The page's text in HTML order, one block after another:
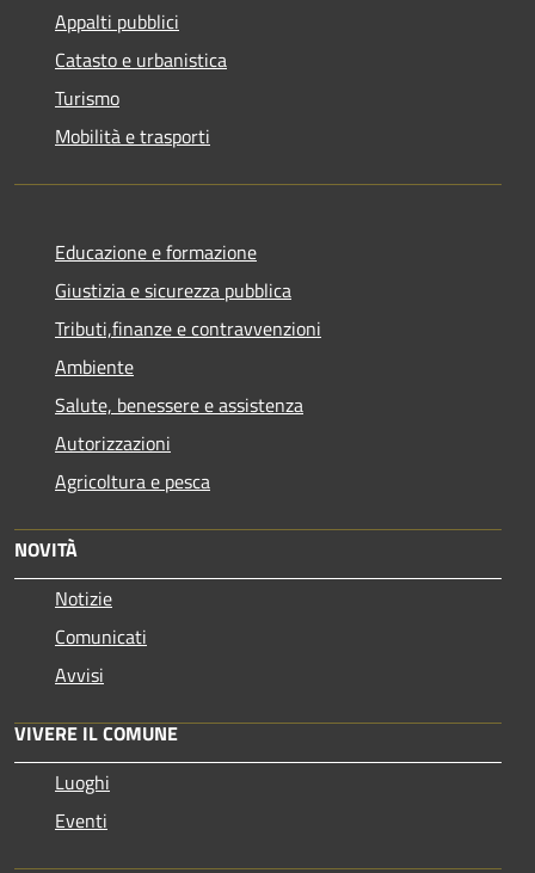
Appalti pubblici
Catasto e urbanistica
Turismo
Mobilità e trasporti
Educazione e formazione
Giustizia e sicurezza pubblica
Tributi,finanze e contravvenzioni
Ambiente
Salute, benessere e assistenza
Autorizzazioni
Agricoltura e pesca
NOVITÀ
Notizie
Comunicati
Avvisi
VIVERE IL COMUNE
Luoghi
Eventi